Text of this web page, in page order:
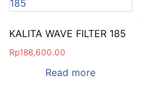
KALITA WAVE FILTER 185
Rp188,600.00
Read more